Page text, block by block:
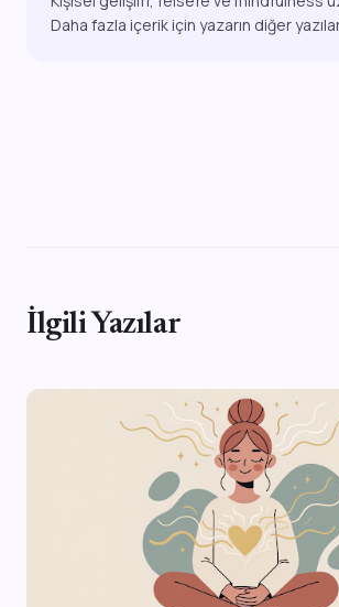
Daha fazla içerik için yazarın diğer
İlgili Yazılar